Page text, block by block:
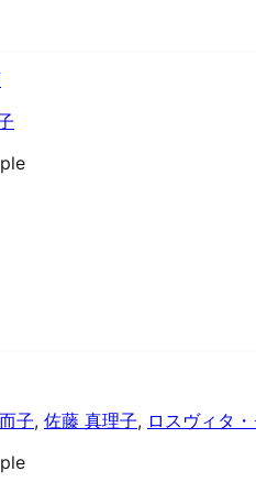
子, 佐藤 真理子, ロスヴィタ